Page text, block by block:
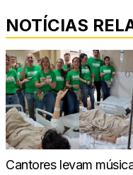
NOTÍCIAS
Cantores levam